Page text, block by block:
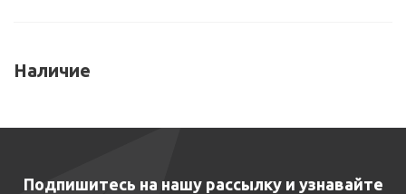
Наличие
Подпишитесь на нашу рассылку и узнавайте